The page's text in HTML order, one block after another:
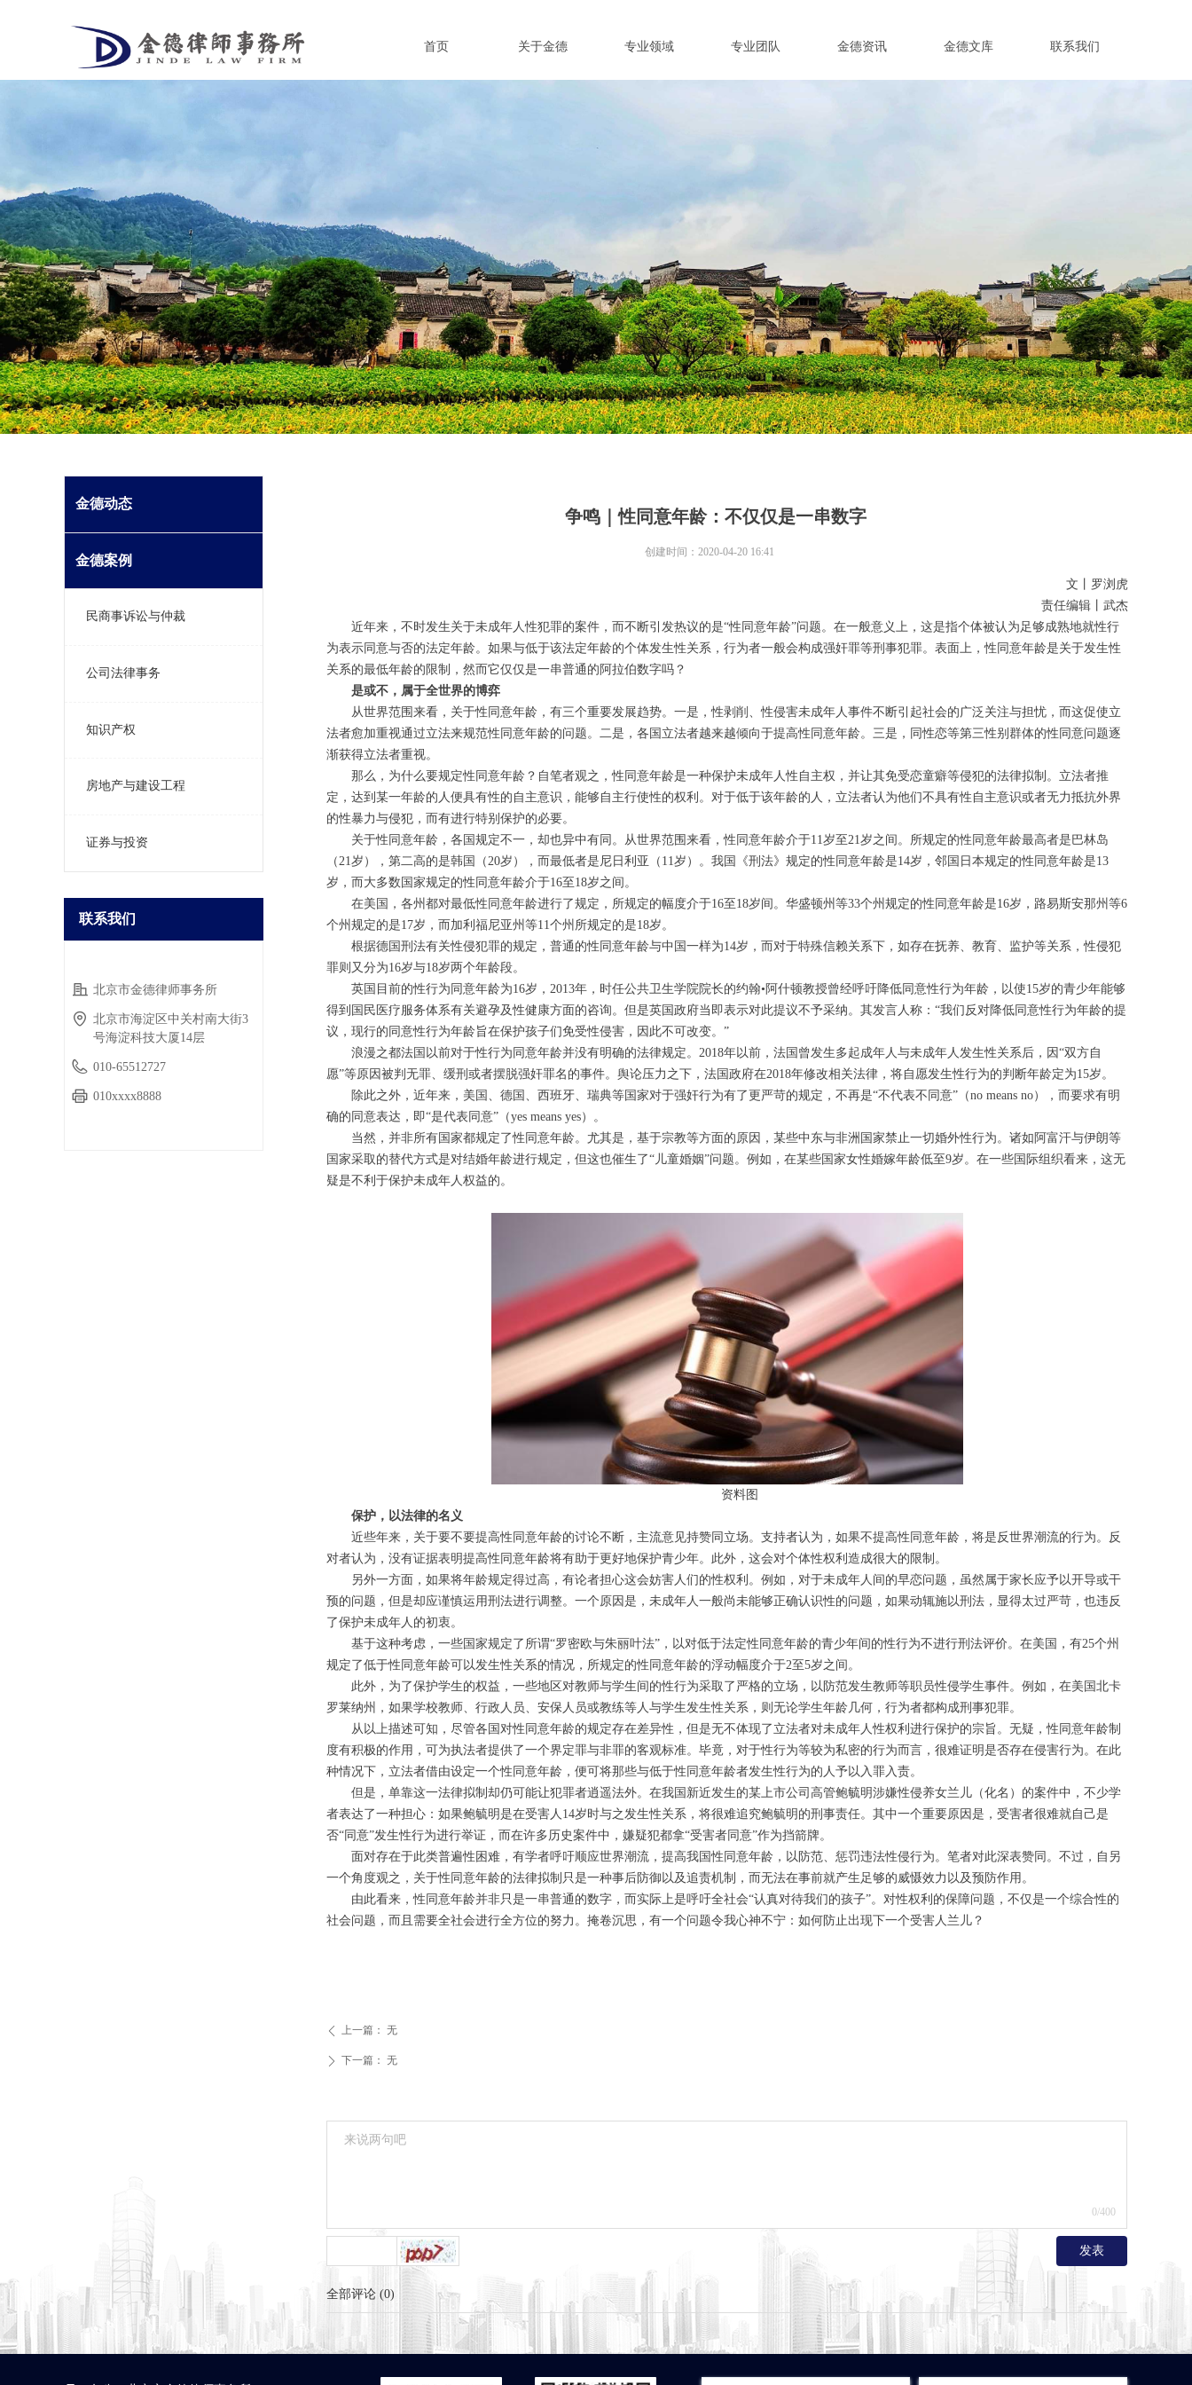
首页 关于金德 专业领域 专业团队 金德资讯 金德文库 联系我们
争鸣｜性同意年龄：不仅仅是一串数字
文丨罗浏虎
责任编辑丨武杰
近年来，不时发生关于未成年人性犯罪的案件，而不断引发热议的是“性同意年龄”问题。在一般意义上，这是指个体被认为足够成熟地就性行
为表示同意与否的法定年龄。如果与低于该法定年龄的个体发生性关系，行为者一般会构成强奸罪等刑事犯罪。表面上，性同意年龄是关于发生性
关系的最低年龄的限制，然而它仅仅是一串普通的阿拉伯数字吗？
是或不，属于全世界的博弈
从世界范围来看，关于性同意年龄，有三个重要发展趋势。一是，性剥削、性侵害未成年人事件不断引起社会的广泛关注与担忧，而这促使立
法者愈加重视通过立法来规范性同意年龄的问题。二是，各国立法者越来越倾向于提高性同意年龄。三是，同性恋等第三性别群体的性同意问题逐
渐获得立法者重视。
那么，为什么要规定性同意年龄？自笔者观之，性同意年龄是一种保护未成年人性自主权，并让其免受恋童癖等侵犯的法律拟制。立法者推
定，达到某一年龄的人便具有性的自主意识，能够自主行使性的权利。对于低于该年龄的人，立法者认为他们不具有性自主意识或者无力抵抗外界
的性暴力与侵犯，而有进行特别保护的必要。
关于性同意年龄，各国规定不一，却也异中有同。从世界范围来看，性同意年龄介于11岁至21岁之间。所规定的性同意年龄最高者是巴林岛
（21岁），第二高的是韩国（20岁），而最低者是尼日利亚（11岁）。我国《刑法》规定的性同意年龄是14岁，邻国日本规定的性同意年龄是13
岁，而大多数国家规定的性同意年龄介于16至18岁之间。
在美国，各州都对最低性同意年龄进行了规定，所规定的幅度介于16至18岁间。华盛顿州等33个州规定的性同意年龄是16岁，路易斯安那州等6
个州规定的是17岁，而加利福尼亚州等11个州所规定的是18岁。
根据德国刑法有关性侵犯罪的规定，普通的性同意年龄与中国一样为14岁，而对于特殊信赖关系下，如存在抚养、教育、监护等关系，性侵犯
罪则又分为16岁与18岁两个年龄段。
英国目前的性行为同意年龄为16岁，2013年，时任公共卫生学院院长的约翰•阿什顿教授曾经呼吁降低同意性行为年龄，以使15岁的青少年能够
得到国民医疗服务体系有关避孕及性健康方面的咨询。但是英国政府当即表示对此提议不予采纳。其发言人称：“我们反对降低同意性行为年龄的提
议，现行的同意性行为年龄旨在保护孩子们免受性侵害，因此不可改变。”
浪漫之都法国以前对于性行为同意年龄并没有明确的法律规定。2018年以前，法国曾发生多起成年人与未成年人发生性关系后，因“双方自
愿”等原因被判无罪、缓刑或者摆脱强奸罪名的事件。舆论压力之下，法国政府在2018年修改相关法律，将自愿发生性行为的判断年龄定为15岁。
除此之外，近年来，美国、德国、西班牙、瑞典等国家对于强奸行为有了更严苛的规定，不再是“不代表不同意”（no means no），而要求有明
确的同意表达，即“是代表同意”（yes means yes）。
当然，并非所有国家都规定了性同意年龄。尤其是，基于宗教等方面的原因，某些中东与非洲国家禁止一切婚外性行为。诸如阿富汗与伊朗等
国家采取的替代方式是对结婚年龄进行规定，但这也催生了“儿童婚姻”问题。例如，在某些国家女性婚嫁年龄低至9岁。在一些国际组织看来，这无
疑是不利于保护未成年人权益的。
资料图
保护，以法律的名义
近些年来，关于要不要提高性同意年龄的讨论不断，主流意见持赞同立场。支持者认为，如果不提高性同意年龄，将是反世界潮流的行为。反
对者认为，没有证据表明提高性同意年龄将有助于更好地保护青少年。此外，这会对个体性权利造成很大的限制。
另外一方面，如果将年龄规定得过高，有论者担心这会妨害人们的性权利。例如，对于未成年人间的早恋问题，虽然属于家长应予以开导或干
预的问题，但是却应谨慎运用刑法进行调整。一个原因是，未成年人一般尚未能够正确认识性的问题，如果动辄施以刑法，显得太过严苛，也违反
了保护未成年人的初衷。
基于这种考虑，一些国家规定了所谓“罗密欧与朱丽叶法”，以对低于法定性同意年龄的青少年间的性行为不进行刑法评价。在美国，有25个州
规定了低于性同意年龄可以发生性关系的情况，所规定的性同意年龄的浮动幅度介于2至5岁之间。
此外，为了保护学生的权益，一些地区对教师与学生间的性行为采取了严格的立场，以防范发生教师等职员性侵学生事件。例如，在美国北卡
罗莱纳州，如果学校教师、行政人员、安保人员或教练等人与学生发生性关系，则无论学生年龄几何，行为者都构成刑事犯罪。
从以上描述可知，尽管各国对性同意年龄的规定存在差异性，但是无不体现了立法者对未成年人性权利进行保护的宗旨。无疑，性同意年龄制
度有积极的作用，可为执法者提供了一个界定罪与非罪的客观标准。毕竟，对于性行为等较为私密的行为而言，很难证明是否存在侵害行为。在此
种情况下，立法者借由设定一个性同意年龄，便可将那些与低于性同意年龄者发生性行为的人予以入罪入责。
但是，单靠这一法律拟制却仍可能让犯罪者逍遥法外。在我国新近发生的某上市公司高管鲍毓明涉嫌性侵养女兰儿（化名）的案件中，不少学
者表达了一种担心：如果鲍毓明是在受害人14岁时与之发生性关系，将很难追究鲍毓明的刑事责任。其中一个重要原因是，受害者很难就自己是
否“同意”发生性行为进行举证，而在许多历史案件中，嫌疑犯都拿“受害者同意”作为挡箭牌。
面对存在于此类普遍性困难，有学者呼吁顺应世界潮流，提高我国性同意年龄，以防范、惩罚违法性侵行为。笔者对此深表赞同。不过，自另
一个角度观之，关于性同意年龄的法律拟制只是一种事后防御以及追责机制，而无法在事前就产生足够的威慑效力以及预防作用。
由此看来，性同意年龄并非只是一串普通的数字，而实际上是呼吁全社会“认真对待我们的孩子”。对性权利的保障问题，不仅是一个综合性的
社会问题，而且需要全社会进行全方位的努力。掩卷沉思，有一个问题令我心神不宁：如何防止出现下一个受害人兰儿？
联系我们
公司名称：
北京市金德律师事务所
北京市海淀区中关村南大街3
号海淀科技大厦14层
010-65512727
010xxxx8888
金德动态
金德案例
民商事诉讼与仲裁
公司法律事务
知识产权
房地产与建设工程
证券与投资
创建时间： 2020-04-20 16:41
0/400
发表
全部评论 (0)
ꄴ 上一篇： 无
ꄲ 下一篇： 无